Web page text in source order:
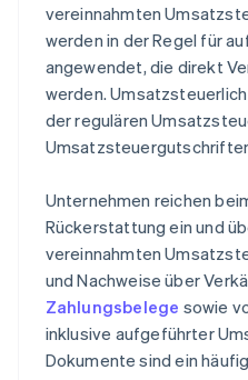
vereinnahmten
werden in der Regel für
angewendet, die direkt
werden.
der regulären
Unternehmen reichen
Rückerstattung ein und
vereinnahmten
und Nachweise über
Zahlungsbelege sowie
inklusive aufgeführter
Dokumente sind ein